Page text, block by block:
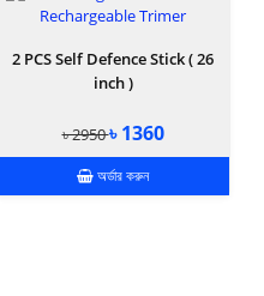
2 PCS Self Defence Stick ( 26
inch )
৳ 2950৳ 1360
অর্ডার করুন